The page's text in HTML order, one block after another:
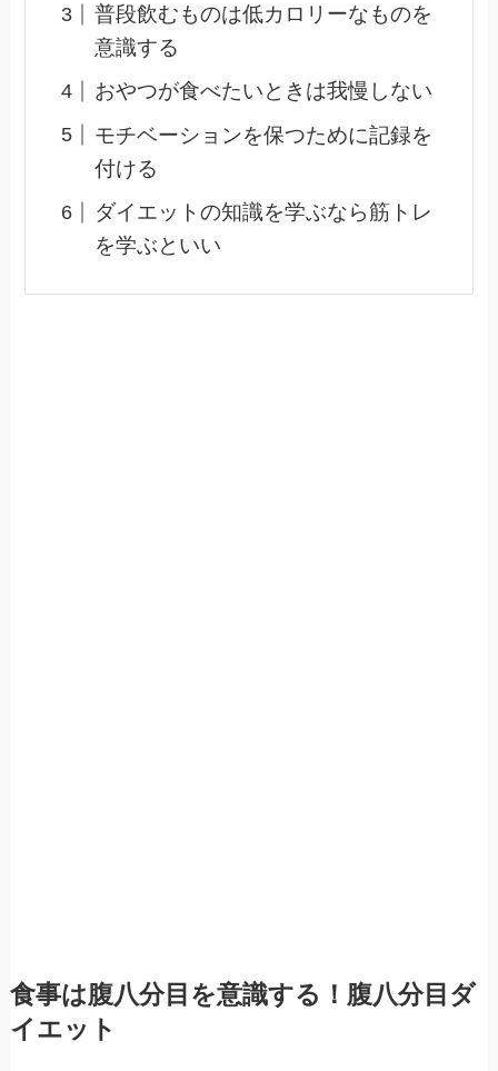
普段飲むものは低カロリーなものを
意識する
おやつが食べたいときは我慢しない
モチベーションを保つために記録を
付ける
ダイエットの知識を学ぶなら筋トレ
を学ぶといい
食事は腹八分目を意識する！腹八分目ダ
イエット